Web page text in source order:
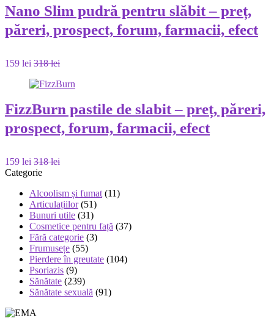
Nano Slim pudră pentru slăbit – preț,
păreri, prospect, forum, farmacii, efect
159 lei 318 lei
FizzBurn pastile de slabit – preț, păreri,
prospect, forum, farmacii, efect
159 lei 318 lei
Categorie
Alcoolism și fumat (11)
Articulațiilor(51)
Bunuri utile (31)
Cosmetice pentru față (37)
Fără categorie (3)
Frumusețe (55)
Pierdere în greutate (104)
Psoriazis (9)
Sănătate (239)
Sănătate sexuală (91)